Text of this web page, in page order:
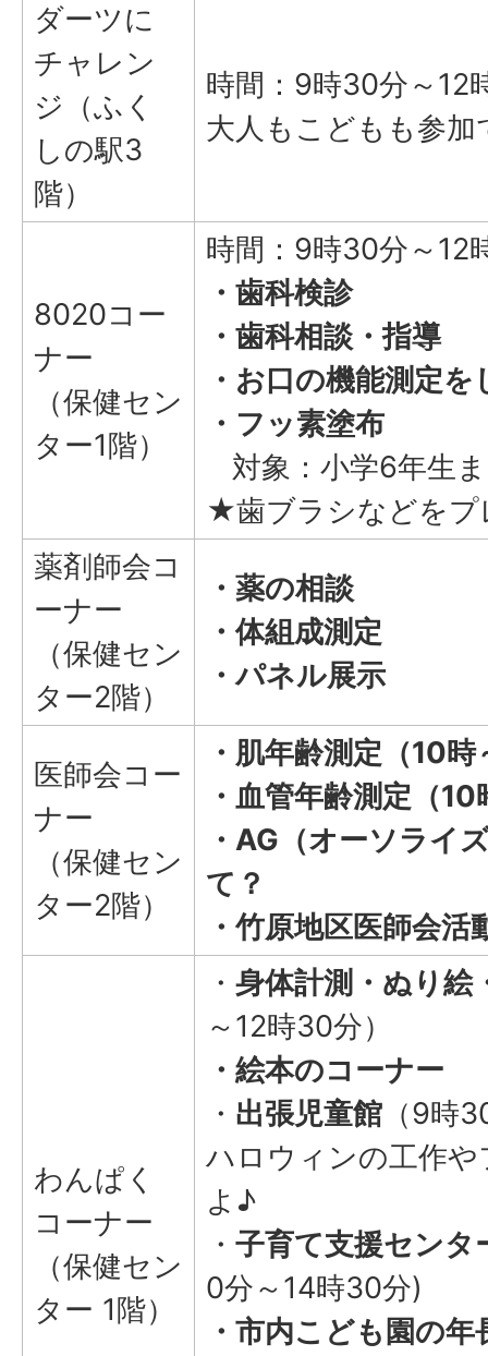
ダーツに
チャレン
ジ（ふく
しの駅3
階）
時間：9時30分～12
大人もこどもも参加
8020コー
ナー
（保健セン
ター1階）
時間：9時30分～12
・歯科検診
・歯科相談・指導
・お口の機能測定を
・フッ素塗布
対象：小学6年生
★歯ブラシなどをプ
薬剤師会コ
ーナー
（保健セン
ター2階）
・薬の相談
・体組成測定
・パネル展示
医師会コー
ナー
（保健セン
ター2階）
・肌年齢測定（10
・血管年齢測定（
・AG（オーソライ
て？
・竹原地区医師会活
わんぱく
コーナー
（保健セン
ター 1階）
・ 身体計測・ぬり絵
～12時30分）
・絵本のコーナー
・ 出張児童館 （9時
ハロウィンの工作
よ♪
・ 子育て支援セン
0分～14時30分)
・市内こども園の